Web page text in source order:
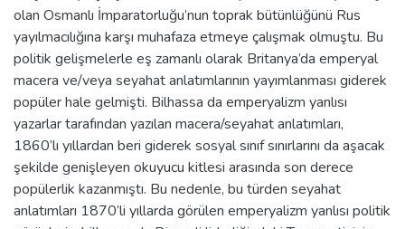
olan Osmanlı İmparatorluğu’nun toprak bütünlüğünü Rus
yayılmacılığına karşı muhafaza etmeye çalışmak olmuştu. Bu
politik gelişmelerle eş zamanlı olarak Britanya’da emperyal
macera ve/veya seyahat anlatımlarının yayımlanması giderek
popüler hale gelmişti. Bilhassa da emperyalizm yanlısı
yazarlar tarafından yazılan macera/seyahat anlatımları,
1860’lı yıllardan beri giderek sosyal sınıf sınırlarını da aşacak
şekilde genişleyen okuyucu kitlesi arasında son derece
popülerlik kazanmıştı. Bu nedenle, bu türden seyahat
anlatımları 1870’li yıllarda görülen emperyalizm yanlısı politik